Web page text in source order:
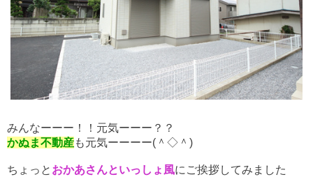
みんなーーー！！元気ーーー？？
かぬま不動産も元気ーーーー(＾◇＾)
ちょっと おかあさんといっしょ風にご挨拶してみました